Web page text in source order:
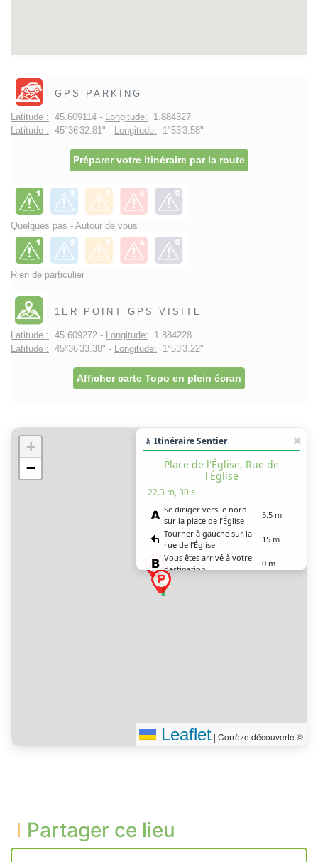
GPS PARKING
Latitude : 45.609114 - Longitude: 1.884327
Latitude : 45°36'32.81" - Longitude: 1°53'3.58"
Préparer votre itinéraire par la route
Quelques pas - Autour de vous
Rien de particulier
1ER POINT GPS VISITE
Latitude : 45.609272 - Longitude: 1.884228
Latitude : 45°36'33.38" - Longitude: 1°53'3.22"
Afficher carte Topo en plein écran
+
−
🚶 Itinéraire Sentier
Place de l'Église, Rue de
l'Église
22.3 m, 30 s
Se diriger vers le nord
sur la place de l’Église
5.5 m
Tourner à gauche sur la
rue de l’Église
15 m
Vous êtes arrivé à votre
destination
0 m
Leaflet | Corrèze découverte ©
Partager ce lieu